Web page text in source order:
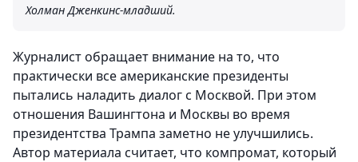
Холман Дженкинс-младший.
Журналист обращает внимание на то, что
практически все американские президенты
пытались наладить диалог с Москвой. При этом
отношения Вашингтона и Москвы во время
президентства Трампа заметно не улучшились.
Автор материала считает, что компромат, который